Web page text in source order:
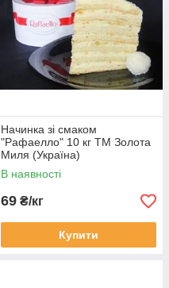
Начинка зі смаком
"Рафаелло" 10 кг ТМ Золота
Миля (Україна)
В наявності
69 ₴/кг
Купити